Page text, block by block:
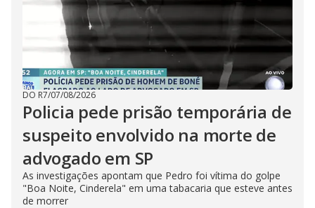
DO R7/07/08/2026
Policia pede prisão temporária de
suspeito envolvido na morte de
advogado em SP
As investigações apontam que Pedro foi vítima do golpe
"Boa Noite, Cinderela" em uma tabacaria que esteve antes
de morrer